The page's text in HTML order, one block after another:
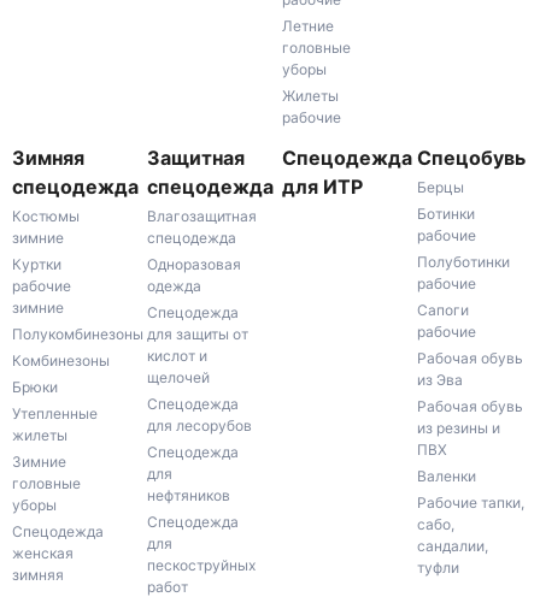
Летние
головные
уборы
Жилеты
рабочие
Зимняя
спецодежда
Костюмы
зимние
Куртки
рабочие
зимние
Полукомбинезоны
Комбинезоны
Брюки
Утепленные
жилеты
Зимние
головные
уборы
Спецодежда
женская
зимняя
Защитная
спецодежда
Влагозащитная
спецодежда
Одноразовая
одежда
Спецодежда
для защиты от
кислот и
щелочей
Спецодежда
для лесорубов
Спецодежда
для
нефтяников
Спецодежда
для
пескоструйных
работ
Спецодежда
для ИТР
Спецобувь
Берцы
Ботинки
рабочие
Полуботинки
рабочие
Сапоги
рабочие
Рабочая обувь
из Эва
Рабочая обувь
из резины и
ПВХ
Валенки
Рабочие тапки,
сабо,
сандалии,
туфли